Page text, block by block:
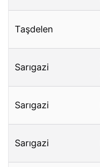
Taşdelen
Sarıgazi
Sarıgazi
Sarıgazi